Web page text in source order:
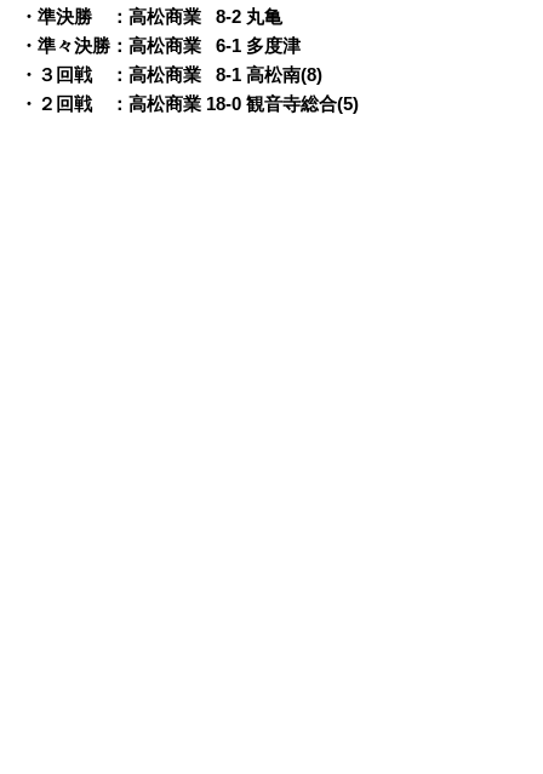
・準決勝 ：高松商業
08-2 丸亀
・準々決勝：高松商業
06-1 多度津
・３回戦 ：高松商業
08-1 高松南(8)
・２回戦 ：高松商業 18-0 観音寺総合(5)